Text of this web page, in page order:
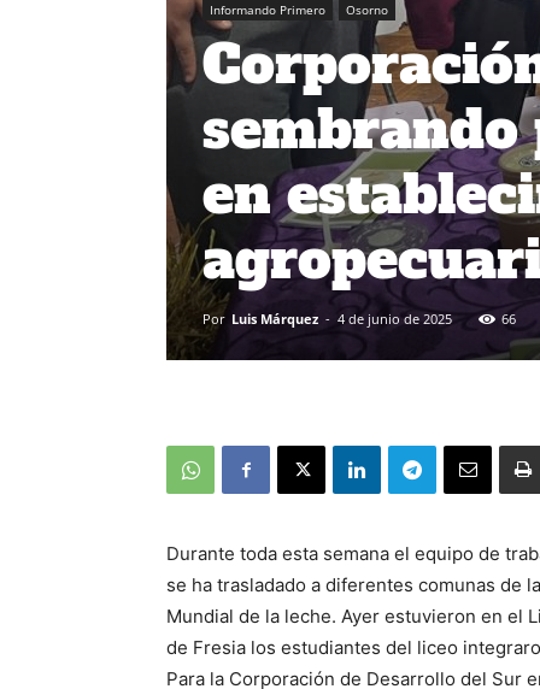
Informando Primero Osorno
sembrando
en
Por Luis Márquez - 4 de junio de 2025 66
Durante toda esta semana el equipo de
se ha trasladado a diferentes comunas de
Mundial de la leche. Ayer estuvieron en el
de Fresia los estudiantes del liceo
Para la Corporación de Desarrollo del Sur